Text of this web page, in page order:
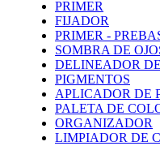
PRIMER
FIJADOR
PRIMER -
SOMBRA DE
DELINEADOR
PIGMENTOS
APLICADOR DE
PALETA DE
ORGANIZADOR
LIMPIADOR DE